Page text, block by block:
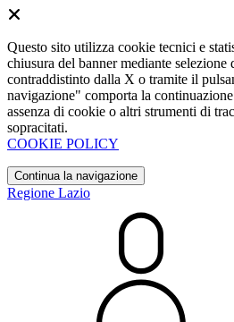
Questo sito utilizza cookie tecnici e
chiusura del banner mediante selezione
contraddistinto dalla X o tramite il
navigazione" comporta la
assenza di cookie o altri strumenti di
sopracitati.
COOKIE POLICY
Continua la navigazione
Regione Lazio